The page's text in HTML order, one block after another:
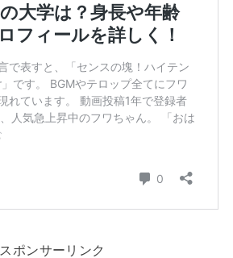
スポンサーリンク